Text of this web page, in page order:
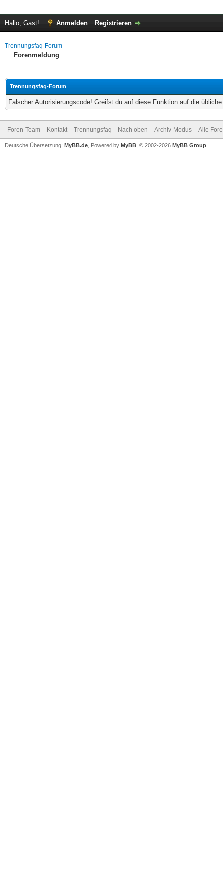
Hallo, Gast! Anmelden Registrieren
Trennungsfaq-Forum
Forenmeldung
Trennungsfaq-Forum
Falscher Autorisierungscode! Greifst du auf diese Funktion auf die
Foren-Team Kontakt Trennungsfaq Nach oben Archiv-Modus Alle
Deutsche Übersetzung: MyBB.de , Powered by MyBB , © 2002-2026 MyBB Group